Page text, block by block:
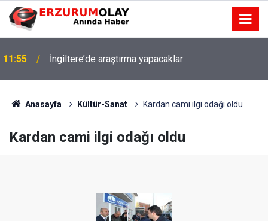
11:55 İngiltere’de araştırma yapacaklar
Anasayfa Kültür-Sanat Kardan cami ilgi odağı oldu
Kardan cami ilgi odağı oldu